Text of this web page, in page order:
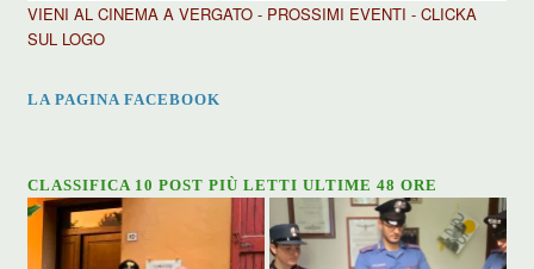
VIENI AL CINEMA A VERGATO - PROSSIMI EVENTI - CLICKA
SUL LOGO
LA PAGINA FACEBOOK
CLASSIFICA 10 POST PIÙ LETTI ULTIME 48 ORE